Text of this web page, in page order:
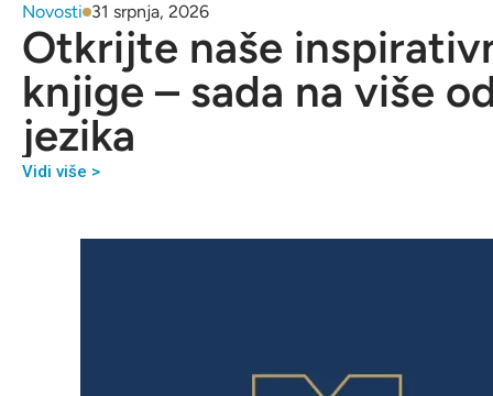
Novosti 31 srpnja, 2026
Otkrijte naše
knjige – sada na više
jezika
Vidi više >